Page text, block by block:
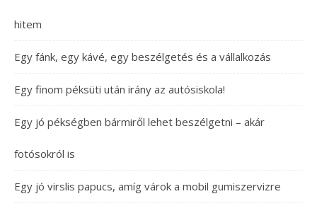
hitem
Egy fánk, egy kávé, egy beszélgetés és a vállalkozás
Egy finom péksüti után irány az autósiskola!
Egy jó pékségben bármiről lehet beszélgetni – akár
fotósokról is
Egy jó virslis papucs, amíg várok a mobil gumiszervizre